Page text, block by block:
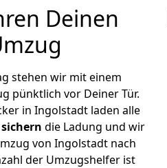
Deinen
stehen wir mit einem
pünktlich vor Deiner Tür.
in Ingolstadt laden alle
sichern die Ladung und wir
von Ingolstadt nach
der Umzugshelfer ist